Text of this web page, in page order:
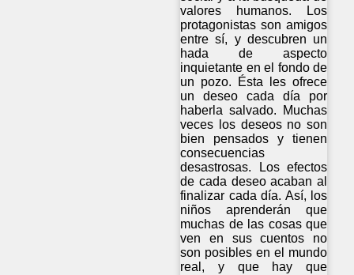
valores humanos. Los
protagonistas son amigos
entre sí, y descubren un
hada de aspecto
inquietante en el fondo de
un pozo. Ésta les ofrece
un deseo cada día por
haberla salvado. Muchas
veces los deseos no son
bien pensados y tienen
consecuencias
desastrosas. Los efectos
de cada deseo acaban al
finalizar cada día. Así, los
niños aprenderán que
muchas de las cosas que
ven en sus cuentos no
son posibles en el mundo
real, y que hay que